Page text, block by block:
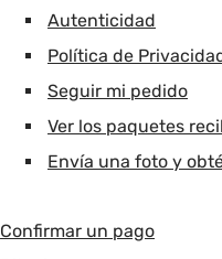
Autenticidad
Política de
Seguir mi pedido
Ver los paquetes
Envía una foto y
Confirmar un pago